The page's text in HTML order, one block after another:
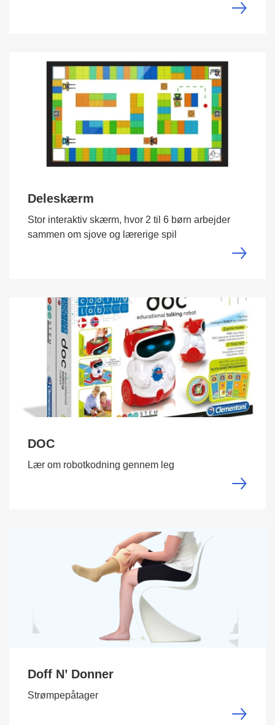
Deleskærm
Stor interaktiv skærm, hvor 2 til 6 børn arbejder
sammen om sjove og lærerige spil
DOC
Lær om robotkodning gennem leg
Doff N’ Donner
Strømpepåtager